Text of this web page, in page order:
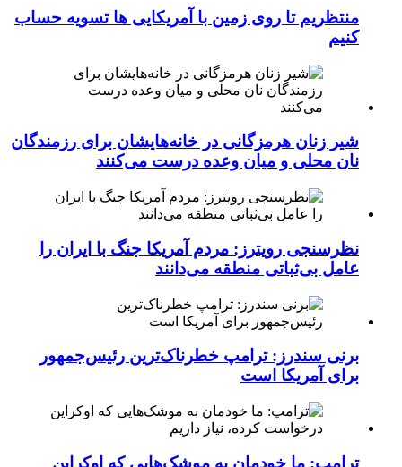
منتظریم تا روی زمین با آمریکایی ها تسویه حساب
کنیم
شیر زنان هرمزگانی در خانه‌هایشان برای رزمندگان
نان محلی و میان وعده درست می‌کنند
نظرسنجی رویترز: مردم آمریکا جنگ با ایران را
عامل بی‌ثباتی منطقه می‌دانند
برنی سندرز: ترامپ خطرناک‌ترین رئیس‌جمهور
برای آمریکا است
ترامپ: ما خودمان به موشک‌هایی که اوکراین